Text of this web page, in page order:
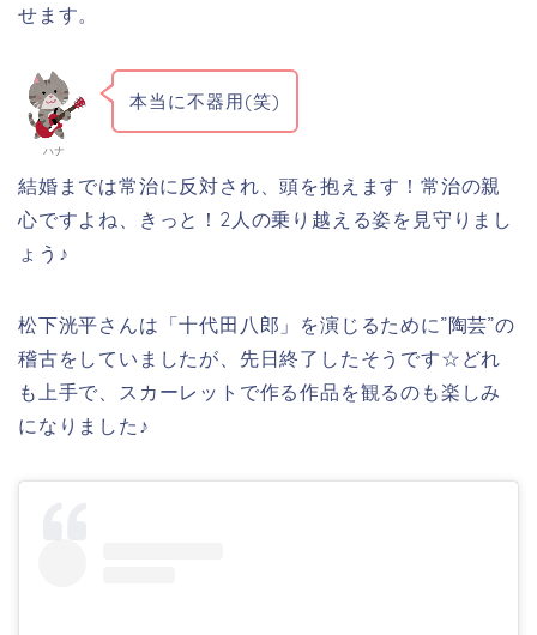
せます。
ハナ
本当に不器用(笑)
結婚までは常治に反対され、頭を抱えます！常治の親
心ですよね、きっと！2人の乗り越える姿を見守りまし
ょう♪
松下洸平さんは「十代田八郎」を演じるために”陶芸”の
稽古をしていましたが、先日終了したそうです☆どれ
も上手で、スカーレットで作る作品を観るのも楽しみ
になりました♪